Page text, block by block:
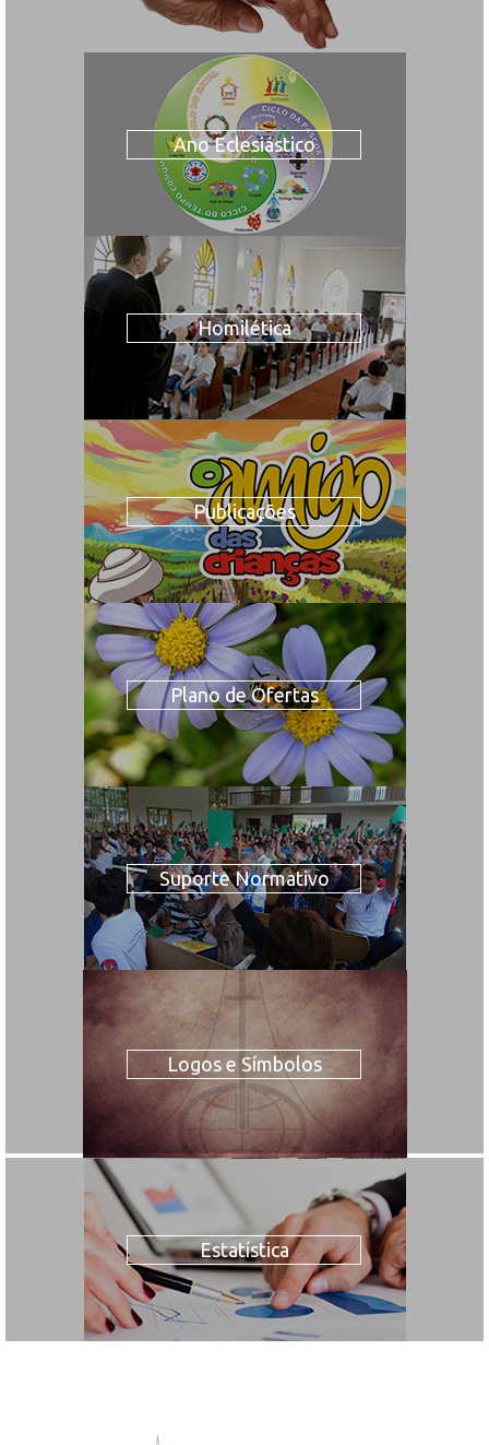
Ano Eclesiástico
Homilética
Publicações
Plano de Ofertas
Suporte Normativo
Logos e Símbolos
Estatística